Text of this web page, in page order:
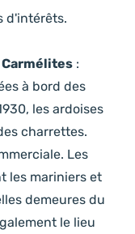
d'intérêts.
Carmélites :
à bord des
les ardoises
charrettes.
Les
les mariniers et
demeures du
le lieu